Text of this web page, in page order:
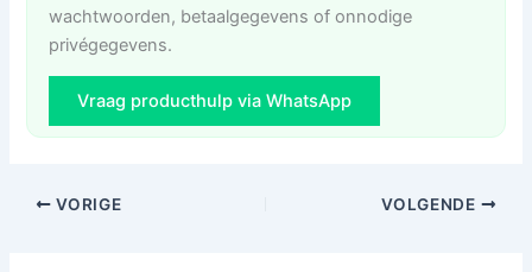
wachtwoorden, betaalgegevens of onnodige
privégegevens.
Vraag producthulp via WhatsApp
VORIGE VOLGENDE